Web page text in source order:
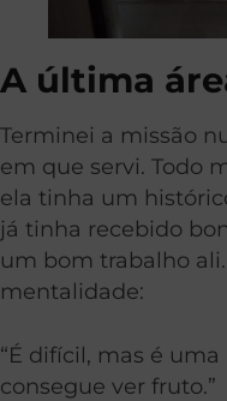
A última
Terminei a missão
em que servi. Todo
ela tinha um
já tinha recebido
um bom trabalho
mentalidade:
“É difícil, mas é
consegue ver fruto.”